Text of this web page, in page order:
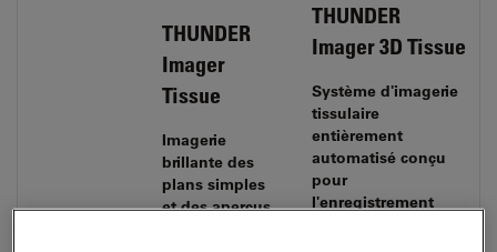
THUNDER
Imager
Tissue
Imagerie
brillante des
plans simples
et des aperçus
THUNDER
Imager 3D Tissue
Système d'imagerie
tissulaire
entièrement
automatisé conçu
pour
l'enregistrement